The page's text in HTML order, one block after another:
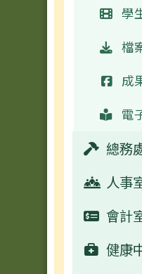
學
檔
成
電
總務
業
校
數
人事
業
校
會計
業
健康